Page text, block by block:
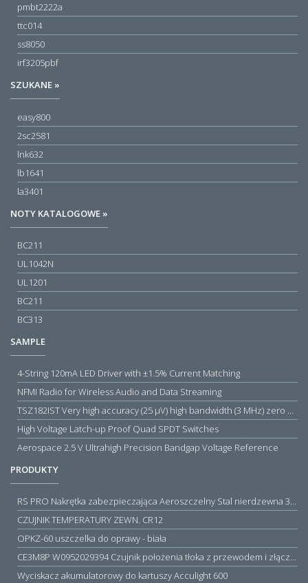
pmbt2222a
ttc014
ss8050
irf3205pbf
SZUKANE »
easy800
2sc2581
lnk632
lb1641
la3401
NOTY KATALOGOWE »
BC211
UL1042N
UL1201
BC211
BC313
SAMPLE
4-String 120mA LED Driver with ±1.5% Current Matching
NFMI Radio for Wireless Audio and Data Streaming
TSZ182IST Very high accuracy (25 µV) high bandwidth (3 MHz) zero drift 5 V operational amplifiers
High Voltage Latch-up Proof Quad SPDT Switches
Aerospace 2.5 V Ultrahigh Precision Bandgap Voltage Reference
PRODUKTY
RS PRO Nakrętka zabezpieczająca Aeroszczelny Stal nierdzewna 316 Zwykłe
CZUJNIK TEMPERATURY ZEWN. CR12
OPKZ-60 uszczelka do oprawy - biała
CE3M8P W0952029394 Czujnik położenia tłoka z przewodem i złączem M8, PNP NO, 10...30VDC, 100mA, METALWORK, METAL WORK jak MZT1-0
Wyciskacz akumulatorowy do kartuszy Acculight 600